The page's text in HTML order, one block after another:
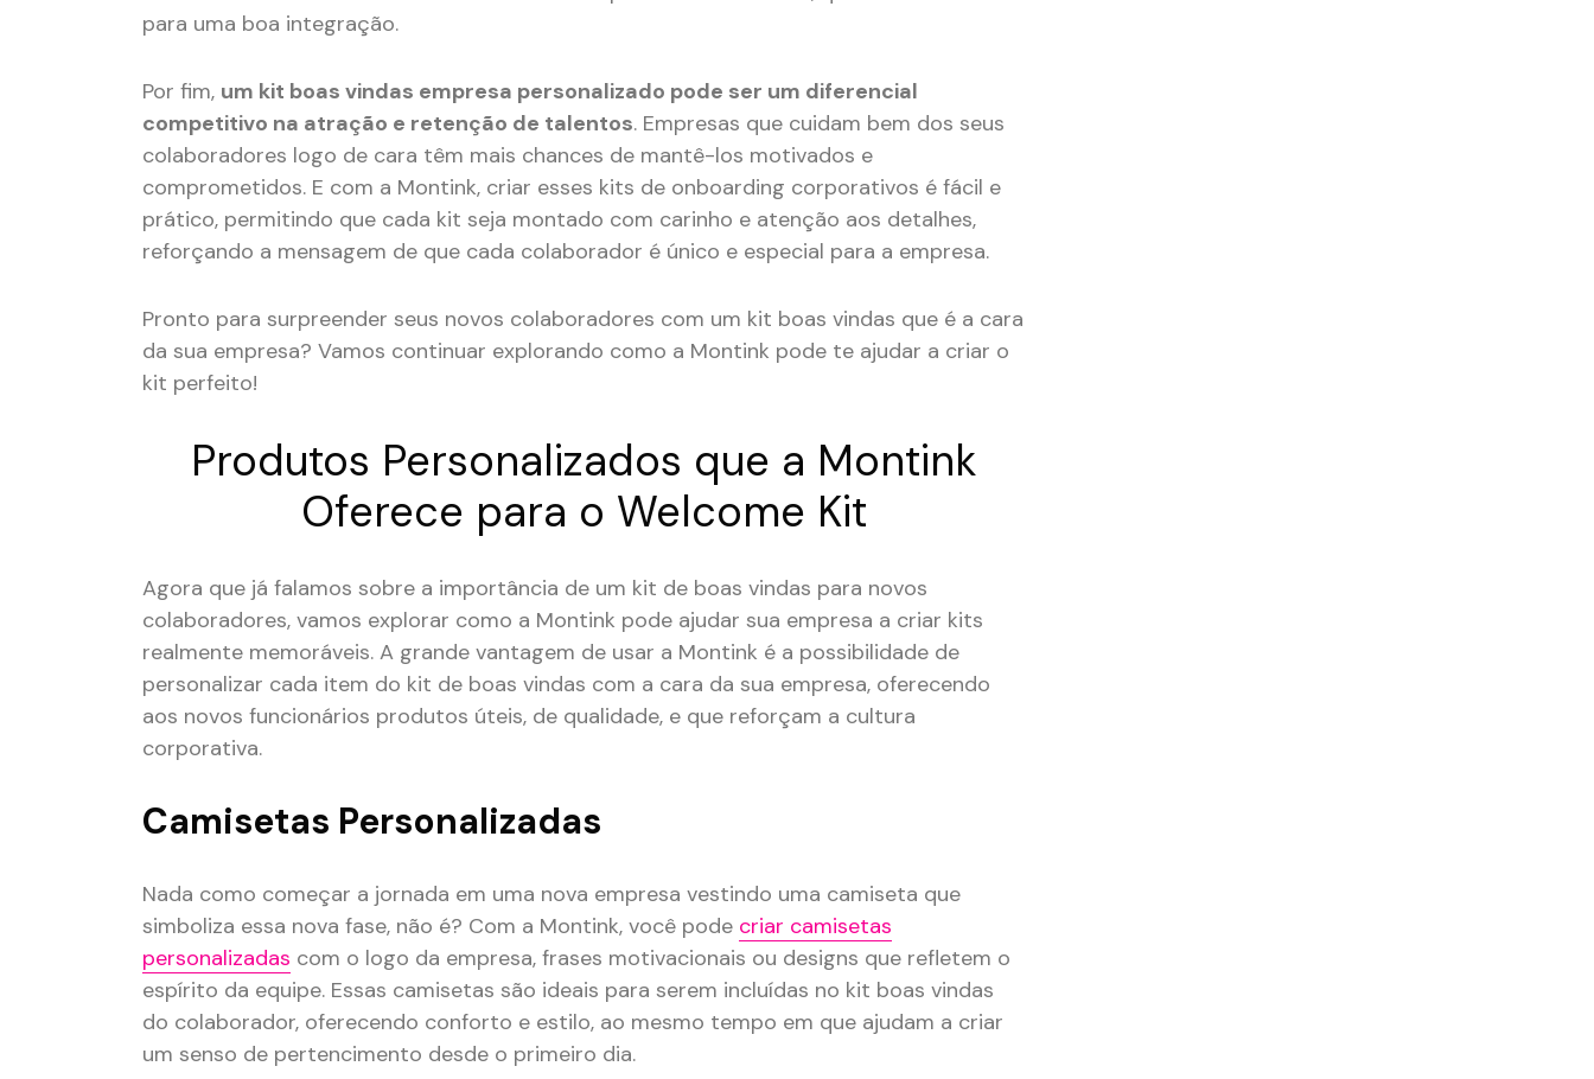
para uma boa integração.
Por fim, um kit boas vindas empresa personalizado pode ser um diferencial
competitivo na atração e retenção de talentos. Empresas que cuidam bem dos seus
colaboradores logo de cara têm mais chances de mantê-los motivados e
comprometidos. E com a Montink, criar esses kits de onboarding corporativos é fácil e
prático, permitindo que cada kit seja montado com carinho e atenção aos detalhes,
reforçando a mensagem de que cada colaborador é único e especial para a empresa.
Pronto para surpreender seus novos colaboradores com um kit boas vindas que é a cara
da sua empresa? Vamos continuar explorando como a Montink pode te ajudar a criar o
kit perfeito!
Produtos Personalizados que a Montink
Oferece para o Welcome Kit
Agora que já falamos sobre a importância de um kit de boas vindas para novos
colaboradores, vamos explorar como a Montink pode ajudar sua empresa a criar kits
realmente memoráveis. A grande vantagem de usar a Montink é a possibilidade de
personalizar cada item do kit de boas vindas com a cara da sua empresa, oferecendo
aos novos funcionários produtos úteis, de qualidade, e que reforçam a cultura
corporativa.
Camisetas Personalizadas
Nada como começar a jornada em uma nova empresa vestindo uma camiseta que
simboliza essa nova fase, não é? Com a Montink, você pode criar camisetas
personalizadas com o logo da empresa, frases motivacionais ou designs que refletem o
espírito da equipe. Essas camisetas são ideais para serem incluídas no kit boas vindas
do colaborador, oferecendo conforto e estilo, ao mesmo tempo em que ajudam a criar
um senso de pertencimento desde o primeiro dia.